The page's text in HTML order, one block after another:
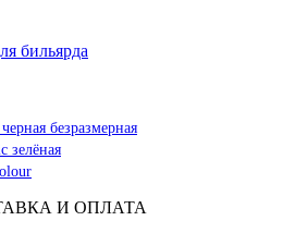
бильярда
безразмерная
зелёная
И ОПЛАТА